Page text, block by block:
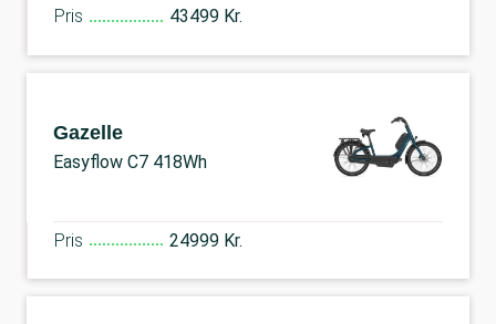
Pris 43499 Kr.
Gazelle
Easyflow C7 418Wh
Pris 24999 Kr.